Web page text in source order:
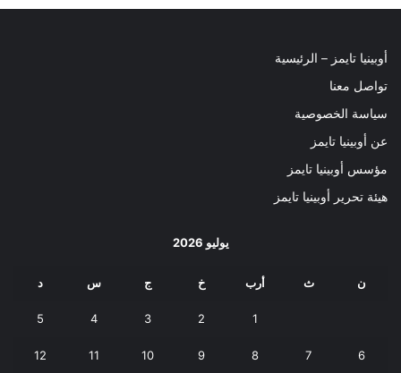
أوبينيا تايمز – الرئيسية
تواصل معنا
سياسة الخصوصية
عن أوبينيا تايمز
مؤسس أوبينيا تايمز
هيئة تحرير أوبينيا تايمز
يوليو 2026
ن ث أرب خ ج س د
1
2
3
4
5
6
7
8
9
10
11
12